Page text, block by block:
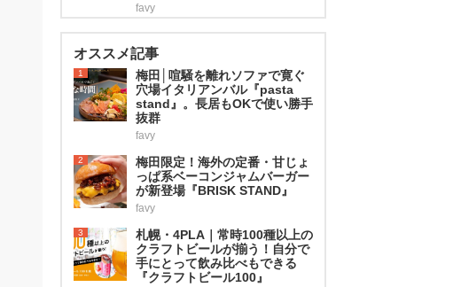
favy
オススメ記事
1
梅田│喧騒を離れソファで寛ぐ
穴場イタリアンバル『pasta
stand』。長居もOKで使い勝手
抜群
favy
2
梅田限定！海外の定番・甘じょ
っぱ系ベーコンジャムバーガー
が新登場『BRISK STAND』
favy
3
札幌・4PLA｜常時100種以上の
クラフトビールが揃う！自分で
手にとって飲み比べもできる
『クラフトビール100』